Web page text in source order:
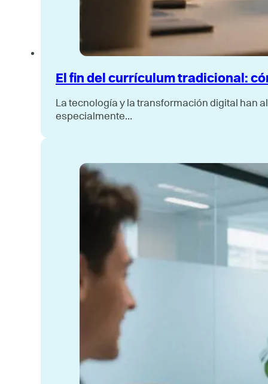
El fin del currículum tradicional:
La tecnología y la transformación digital han
especialmente…